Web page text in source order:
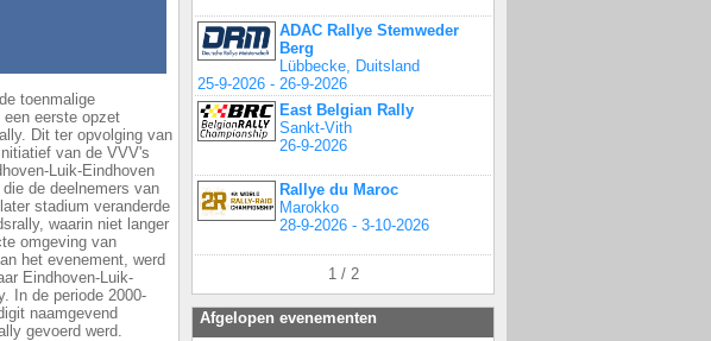
toenmalige
een eerste opzet
Dit ter opvolging van
van de VVV's
Luik-Eindhoven
de deelnemers van
stadium veranderde
waarin niet langer
omgeving van
het evenement, werd
Eindhoven-Luik-
In de periode 2000-
naamgevend
gevoerd werd.
ADAC Rallye Stemweder
Berg
Lübbecke, Duitsland
25-9-2026 - 26-9-2026
East Belgian Rally
Sankt-Vith
26-9-2026
Rallye du Maroc
Marokko
28-9-2026 - 3-10-2026
1 / 2
Afgelopen evenementen